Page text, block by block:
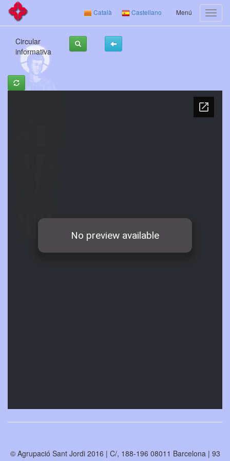
Català Castellano Menú
Circular
informativa
© Agrupació Sant Jordi 2016 | C/, 188-196 08011 Barcelona | 93